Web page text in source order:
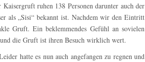
ruhen 138 Personen darunter auch der
als „Sisi“ bekannt ist. Nachdem wir den Eintritt
Gruft. Ein beklemmendes Gefühl an sovielen
die Gruft ist ihren Besuch wirklich wert.
hatte es nun auch angefangen zu regnen und